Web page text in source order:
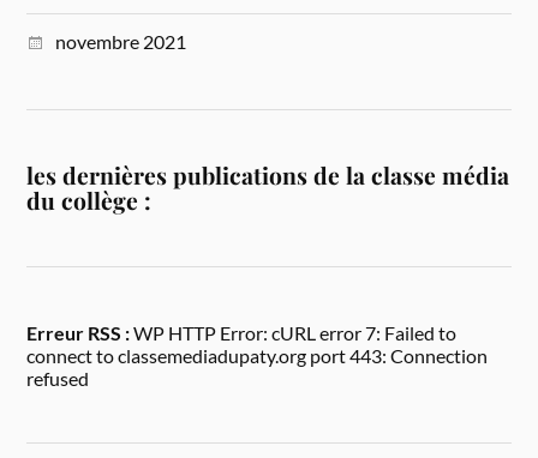
novembre 2021
les dernières publications de la classe média
du collège :
Erreur RSS :WP HTTP Error: cURL error 7: Failed to
connect to classemediadupaty.org port 443: Connection
refused